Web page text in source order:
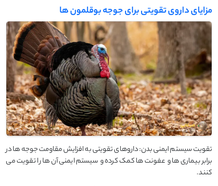
مزایای داروی تقویتی برای جوجه بوقلمون ها
تقویت سیستم ایمنی بدن: داروهای تقویتی به افزایش مقاومت جوجه‌ ها در
برابر بیماری ‌ها و عفونت ‌ها کمک کرده و سیستم ایمنی آن ‌ها را تقویت می‌
کنند.